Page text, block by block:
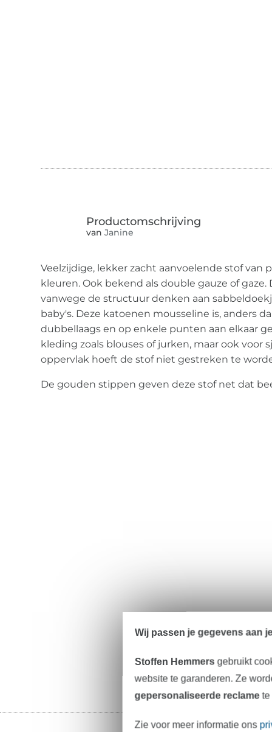
van Janine
Veelzijdige, lekker zacht aanvoelende stof van
kleuren. Ook bekend als double gauze of
vanwege de structuur denken aan
baby's. Deze katoenen mousseline is, anders
dubbellaags en op enkele punten aan elkaar
kleding zoals blouses of jurken, maar ook voor
oppervlak hoeft de stof niet gestreken te
De gouden stippen geven deze stof net dat
Wij passen je gegevens aan
Stoffen Hemmers gebruikt
website te garanderen. Ze
gepersonaliseerde reclamete
Zie voor meer informatie ons